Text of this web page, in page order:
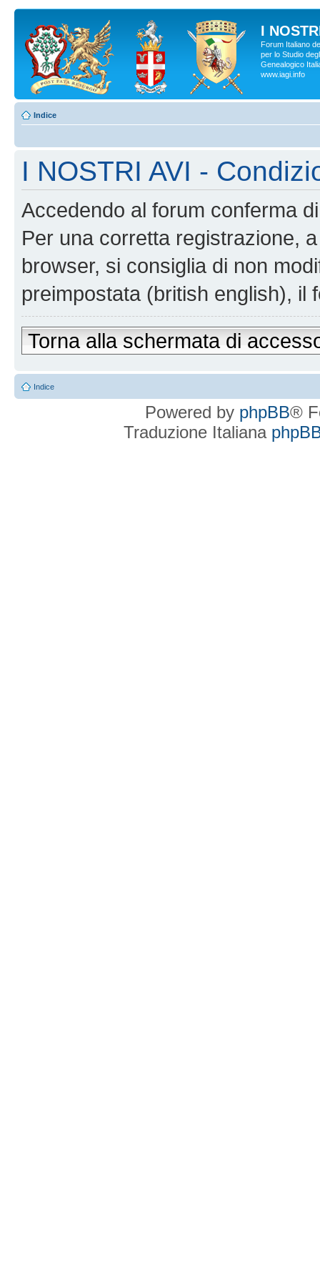
I
Forum Italiano
per lo Studio
Genealogico
www.iagi.info
Indice
I NOSTRI AVI -
Accedendo al forum conferma
Per una corretta registrazione,
browser, si consiglia di non
preimpostata (british english), il
Torna alla schermata di
Indice
Powered by phpBB®
Traduzione Italiana